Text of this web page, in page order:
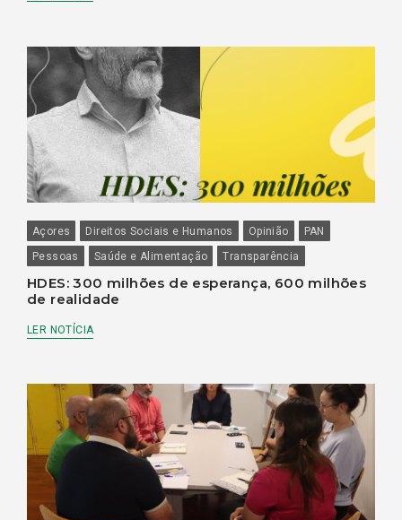
Açores Direitos Sociais e Humanos Opinião
PAN
Pessoas
Saúde e Alimentação Transparência
HDES: 300 milhões de esperança, 600 milhões
de realidade
LER NOTÍCIA